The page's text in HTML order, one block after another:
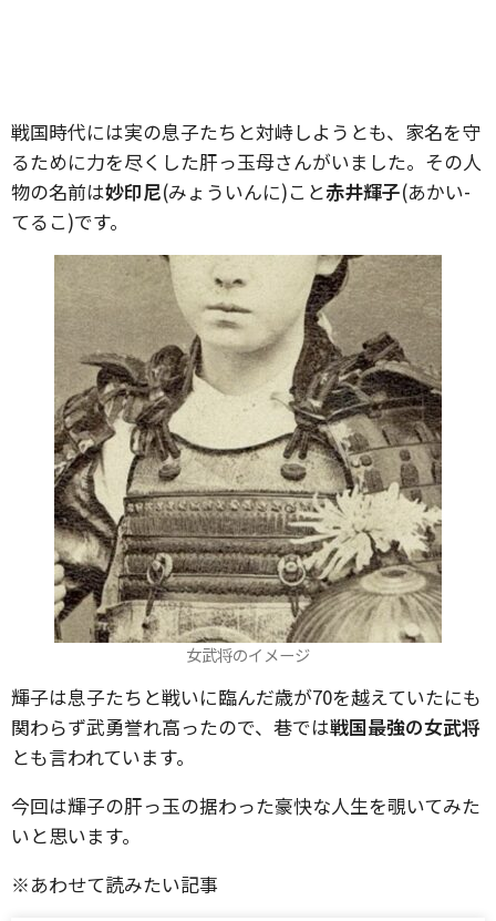
戦国時代には実の息子たちと対峙しようとも、家名を守
るために力を尽くした肝っ玉母さんがいました。その人
物の名前は妙印尼(みょういんに)こと赤井輝子(あかい-
てるこ)です。
女武将のイメージ
輝子は息子たちと戦いに臨んだ歳が70を越えていたにも
関わらず武勇誉れ高ったので、巷では戦国最強の女武将
とも言われています。
今回は輝子の肝っ玉の据わった豪快な人生を覗いてみた
いと思います。
※あわせて読みたい記事